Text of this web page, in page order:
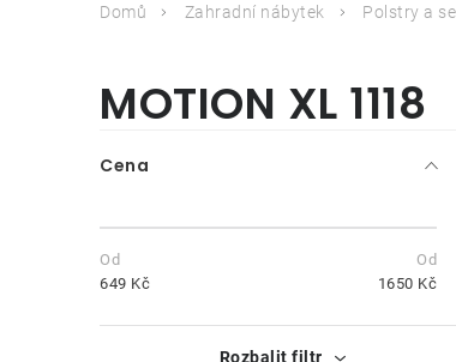
Domů Zahradní nábytek Polstry a
MOTION XL 1118
P
s
t
r
Cena
649 Kč 1650 Kč
Rozbalit filtr